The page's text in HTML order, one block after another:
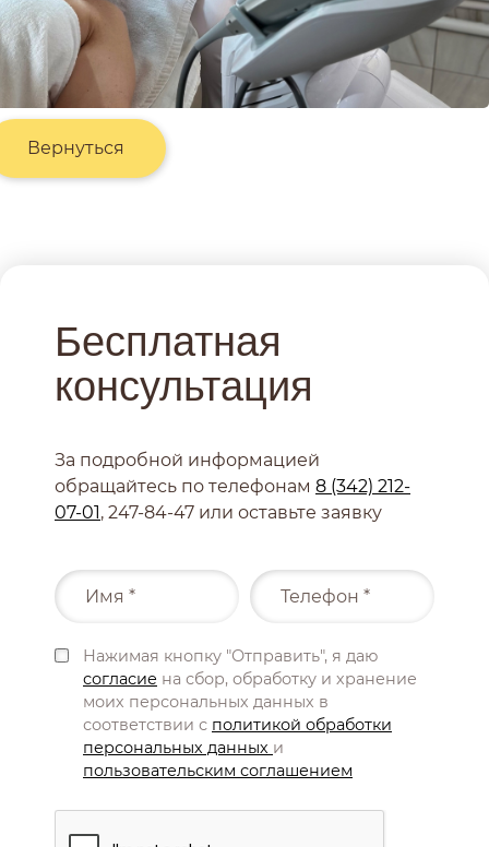
Вернуться
Бесплатная
консультация
За подробной информацией
обращайтесь по телефонам 8 (342) 212-
07-01 , 247-84-47 или оставьте заявку
Нажимая кнопку "Отправить", я даю
согласие на сбор, обработку и хранение
моих персональных данных в
соответствии с политикой обработки
персональных данных и
пользовательским соглашением